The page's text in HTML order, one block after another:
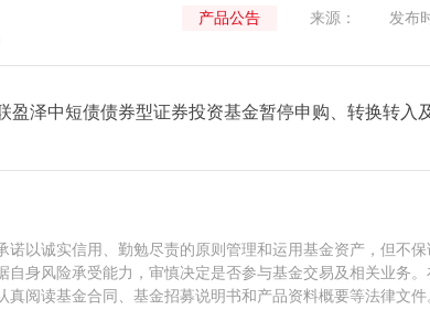
产品公告 来源： 发布
盈泽中短债债券型证券投资基金暂停申购、转换转入
诺以诚实信用、勤勉尽责的原则管理和运用基金资产，但不
自身风险承受能力，审慎决定是否参与基金交易及相关业务
真阅读基金合同、基金招募说明书和产品资料概要等法律文